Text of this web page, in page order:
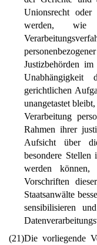
Unionsrecht oder
werden, wie
Justizbehörden
gerichtlichen
unangetastet
Verarbeitung
Rahmen ihrer
Aufsicht über
besondere Stellen
werden
Vorschriften
Staatsanwälte
sensibilisieren
(21)Die vorliegende